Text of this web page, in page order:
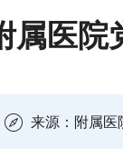
属医院
来源：附属医